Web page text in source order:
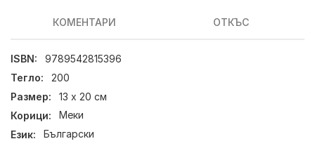
КОМЕНТАРИ ОТКЪС
ISBN:
9789542815396
Тегло:
200
Размер:
13 х 20 см
Корици:
Меки
Език:
Български